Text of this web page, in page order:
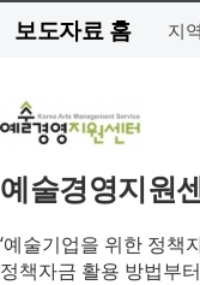
보도자료 홈 지
예술경영지원
‘예술기업을 위한 정책
정책자금 활용 방법부